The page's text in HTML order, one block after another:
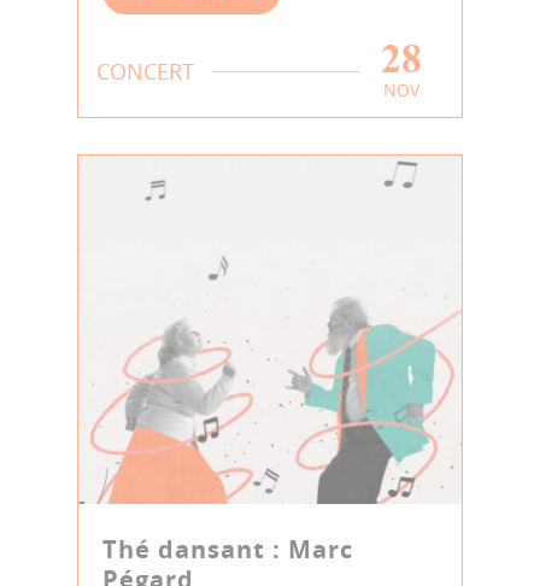
CONCERT 28
NOV
Thé dansant : Marc
Pégard